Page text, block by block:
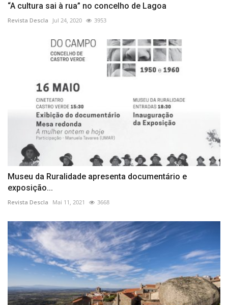
“A cultura sai à rua” no concelho de Lagoa
Revista Descla Jul 24, 2020 3953
Museu da Ruralidade apresenta documentário e
exposição...
Revista Descla Mai 11, 2021 3668